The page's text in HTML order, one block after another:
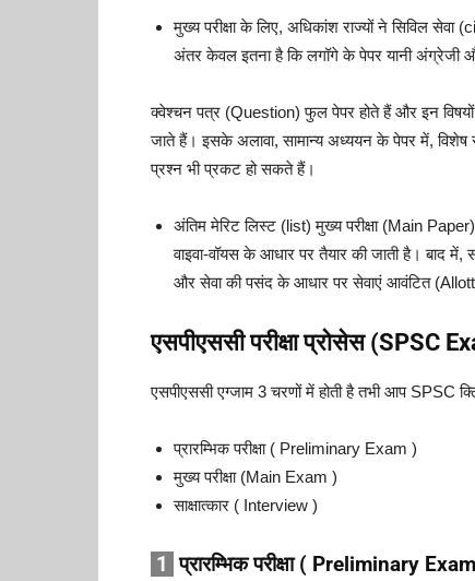
मुख्य परीक्षा के लिए, अधिकांश राज्यों ने सिविल
अंतर केवल इतना है कि लगॉगे के पेपर यानी अंग्रेजी
क्वेश्चन पत्र (Question) फुल पेपर होते हैं और इन
जाते हैं। इसके अलावा, सामान्य अध्ययन के पेपर में, विशेष
प्रश्न भी प्रकट हो सकते हैं।
अंतिम मेरिट लिस्ट (list) मुख्य परीक्षा (Main
वाइवा-वॉयस के आधार पर तैयार की जाती है। बाद
और सेवा की पसंद के आधार पर सेवाएं आवंटित
एसपीएससी परीक्षा प्रोसेस (SPSC
एसपीएससी एग्जाम 3 चरणों में होती है तभी आप SPSC
प्रारम्भिक परीक्षा ( Preliminary Exam )
मुख्य परीक्षा (Main Exam )
साक्षात्कार ( Interview )
1 प्रारम्भिक परीक्षा ( Preliminary